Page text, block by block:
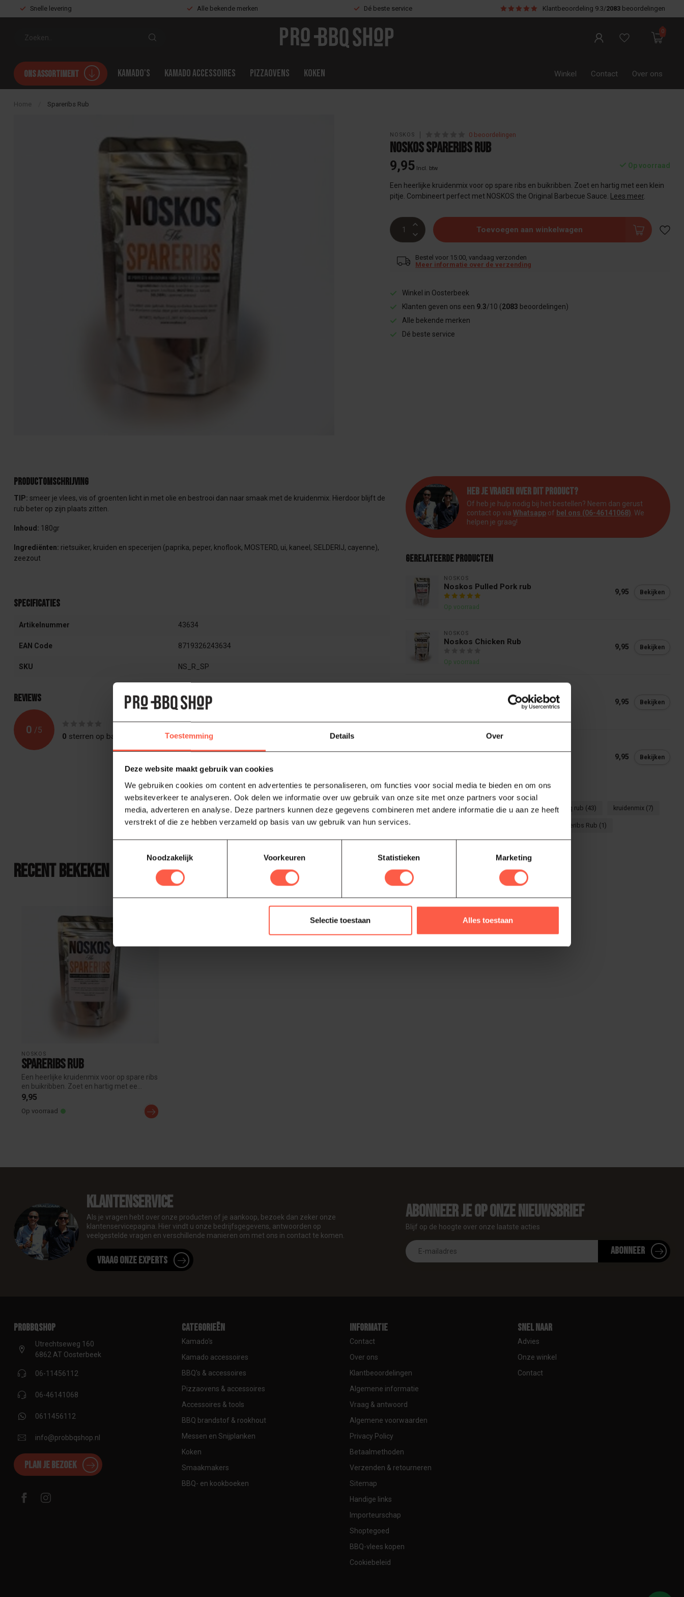
Toestemming Details Over
Deze website maakt gebruik van cookies
We gebruiken cookies om content en advertenties te personaliseren, om functies voor social media te bieden en om ons
websiteverkeer te analyseren. Ook delen we informatie over uw gebruik van onze site met onze partners voor social
media, adverteren en analyse. Deze partners kunnen deze gegevens combineren met andere informatie die u aan ze heeft
verstrekt of die ze hebben verzameld op basis van uw gebruik van hun services.
Noodzakelijk
Voorkeuren Statistieken Marketing
Selectie toestaan Alles toestaan
Snelle levering Alle bekende merken Dé beste service Klantbeoordeling 9.3/2083 beoordelingen
0
Ons assortiment Kamado's Kamado accessoires Pizzaovens Koken Winkel Contact Over ons
Home Spareribs Rub
NOSKOS 0 beoordelingen
Noskos Spareribs Rub
9,95 Incl. btw Op voorraad
Een heerlijke kruidenmix voor op spare ribs en buikribben. Zoet en hartig met een klein
pitje. Combineert perfect met NOSKOS the Original Barbecue Sauce.
Lees meer
Toevoegen aan winkelwagen
Bestel voor 15:00, vandaag verzonden
Meer informatie over de verzending
Winkel in Oosterbeek
Klanten geven ons een 9.3/10 (2083 beoordelingen)
Alle bekende merken
Dé beste service
Productomschrijving
TIP: smeer je vlees, vis of groenten licht in met olie en bestrooi dan naar smaak met de kruidenmix. Hierdoor blijft de
rub beter op zijn plaats zitten.
Inhoud: 180gr
Ingrediënten: rietsuiker, kruiden en specerijen (paprika, peper, knoflook, MOSTERD, ui, kaneel, SELDERIJ, cayenne),
zeezout
Specificaties
Artikelnummer 43634
EAN Code 8719326243634
SKU NS_R_SP
Reviews
0 /5
0 sterren op basis van beoordelingen
Heb je vragen over dit product?
Of heb je hulp nodig bij het bestellen? Neem dan gerust
contact op via Whatsapp of bel ons (06-46141068) . We
helpen je graag!
Gerelateerde producten
NOSKOS
Noskos Pulled Pork rub
Op voorraad
9,95 Bekijken
NOSKOS
Noskos Chicken Rub
Op voorraad
9,95 Bekijken
9,95 Bekijken
Noskos Original Barbecue Sauce
9,95 Bekijken
Barbecue Spices(6) bbq kruiden(32) bbq rub (43) kruidenmix (7)
Spareribs Rub (1)
Recent bekeken
NOSKOS
Spareribs Rub
Een heerlijke kruidenmix voor op spare ribs
en buikribben. Zoet en hartig met ee...
9,95
Op voorraad
Klantenservice
Als je vragen hebt over onze producten of je aankoop, bezoek dan zeker onze
klantenservicepagina. Hier vindt u onze bedrijfsgegevens, antwoorden op
veelgestelde vragen en verschillende manieren om met ons in contact te komen.
Vraag onze experts
Abonneer je op onze nieuwsbrief
Blijf op de hoogte over onze laatste acties
Abonneer
proBBQshop
Utrechtseweg 160
6862 AT Oosterbeek
06-11456112
06-46141068
0611456112
info@probbqshop.nl
Plan je bezoek
Categorieën
Kamado's
Kamado accessoires
BBQ's & accessoires
Pizzaovens & accessoires
Accessoires & tools
BBQ brandstof & rookhout
Messen en Snijplanken
Koken
Smaakmakers
BBQ- en kookboeken
Informatie
Contact
Over ons
Klantbeoordelingen
Algemene informatie
Vraag & antwoord
Algemene voorwaarden
Privacy Policy
Betaalmethoden
Verzenden & retourneren
Sitemap
Handige links
Importeurschap
Shoptegoed
BBQ-vlees kopen
Cookiebeleid
Snel naar
Advies
Onze winkel
Contact